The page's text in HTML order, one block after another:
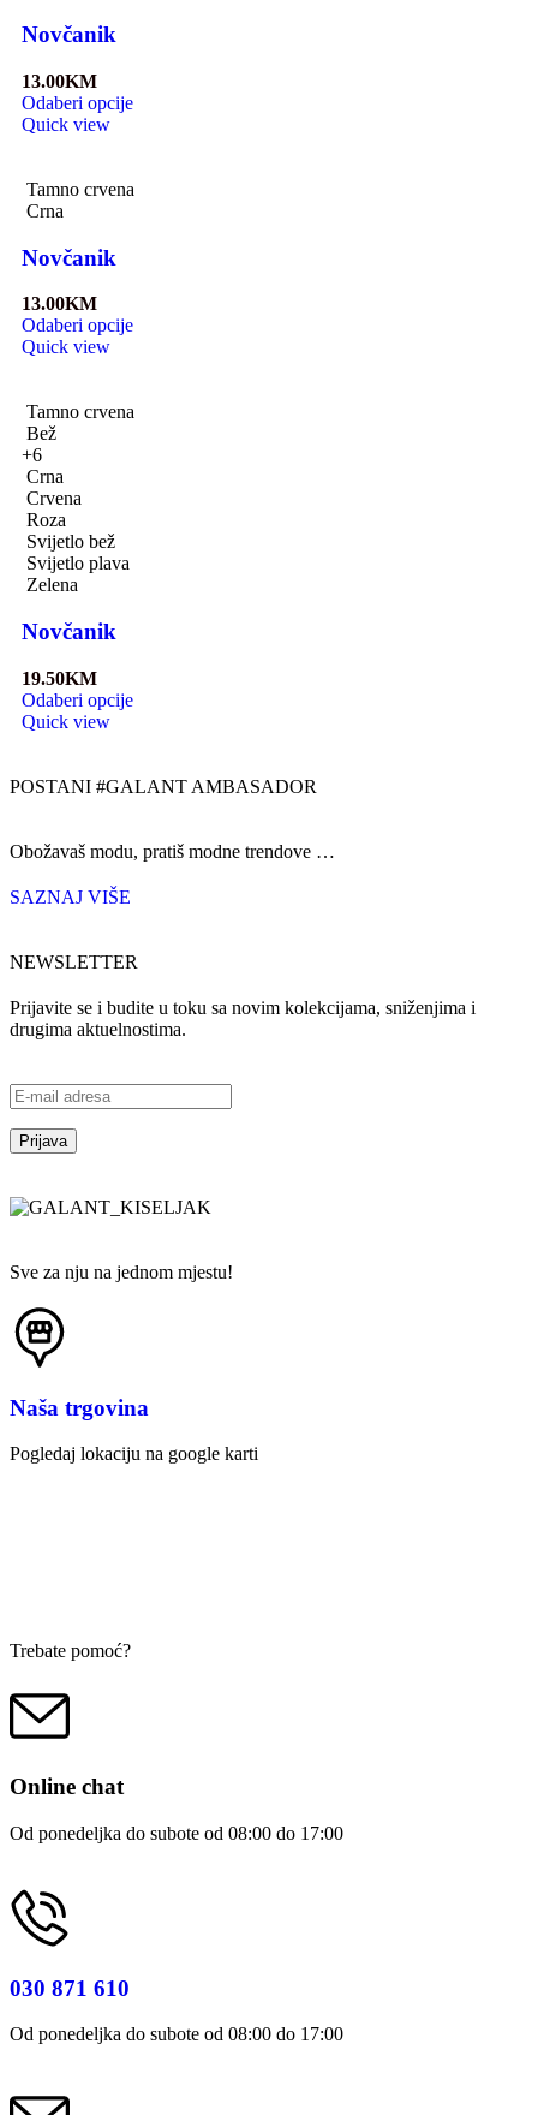
Novčanik
13.00KM
Odaberi opcije
Quick view
Tamno crvena
Crna
Novčanik
13.00KM
Odaberi opcije
Quick view
Tamno crvena
Bež
+6
Crna
Crvena
Roza
Svijetlo bež
Svijetlo plava
Zelena
Novčanik
19.50KM
Odaberi opcije
Quick view
POSTANI #GALANT AMBASADOR
Obožavaš modu, pratiš modne trendove …
SAZNAJ VIŠE
NEWSLETTER
Prijavite se i budite u toku sa novim kolekcijama, sniženjima i
drugima aktuelnostima.
Sve za nju na jednom mjestu!
Naša trgovina
Pogledaj lokaciju na google karti
Trebate pomoć?
Online chat
Od ponedeljka do subote od 08:00 do 17:00
030 871 610
Od ponedeljka do subote od 08:00 do 17:00